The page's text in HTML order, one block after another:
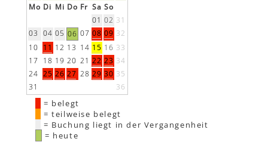
Mo Di Mi Do Fr Sa So
01 02 31
03
04 05 06 07 08 09 32
10 11 12 13 14 15 16 33
17 18 19 20 21 22 23 34
24 25 26 27 28 29 30 35
31
36
= belegt
= teilweise belegt
= Buchung liegt in der Vergangenheit
= heute